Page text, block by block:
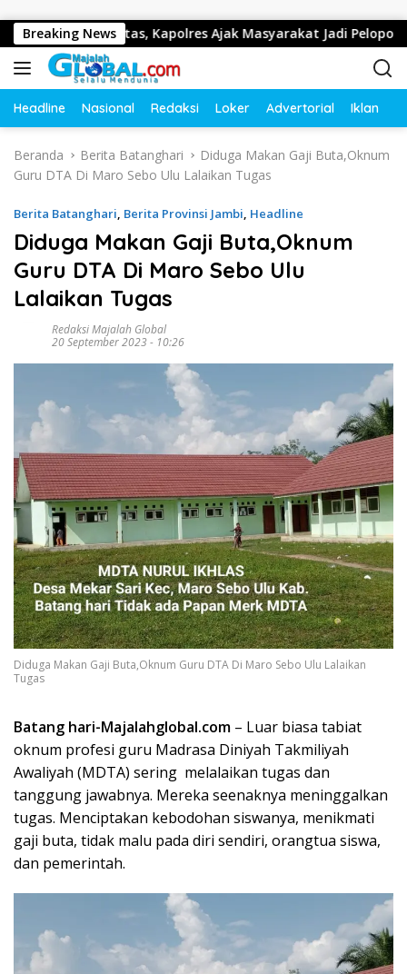
Breaking News
Lintas, Kapolres Ajak Masyarakat Jadi Pelopor
Headline Nasional Redaksi Loker Advertorial Iklan
Beranda Berita Batanghari
Diduga Makan Gaji Buta,Oknum
Guru DTA Di Maro Sebo Ulu Lalaikan Tugas
Berita Batanghari, Berita Provinsi Jambi, Headline
Diduga Makan Gaji Buta,Oknum
Guru DTA Di Maro Sebo Ulu
Lalaikan Tugas
Redaksi Majalah Global
20 September 2023 - 10:26
Diduga Makan Gaji Buta,Oknum Guru DTA Di Maro Sebo Ulu Lalaikan
Tugas
Batang hari-Majalahglobal.com – Luar biasa tabiat
oknum profesi guru Madrasa Diniyah Takmiliyah
Awaliyah (MDTA) sering melalaikan tugas dan
tanggung jawabnya. Mereka seenaknya meninggalkan
tugas. Menciptakan kebodohan siswanya, menikmati
gaji buta, tidak malu pada diri sendiri, orangtua siswa,
dan pemerintah.